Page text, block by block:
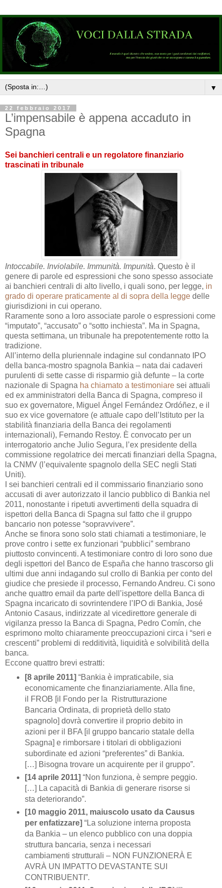
▼
22 febbraio 2017
L’impensabile è appena accaduto in
Spagna
Sei banchieri centrali e un regolatore finanziario
trascinati in tribunale
Intoccabile. Inviolabile. Immunità. Impunità. Questo è il
genere di parole ed espressioni che sono spesso associate
ai banchieri centrali di alto livello, i quali sono, per legge, in
grado di operare praticamente al di sopra della legge delle
giurisdizioni in cui operano.
Raramente sono a loro associate parole o espressioni come
“imputato”, “accusato” o “sotto inchiesta”. Ma in Spagna,
questa settimana, un tribunale ha prepotentemente rotto la
tradizione.
All’interno della pluriennale indagine sul condannato IPO
della banca-mostro spagnola Bankia – nata dai cadaveri
purulenti di sette casse di risparmio già defunte – la corte
nazionale di Spagna ha chiamato a testimoniare sei attuali
ed ex amministratori della Banca di Spagna, compreso il
suo ex governatore, Miguel Ángel Fernández Ordóñez, e il
suo ex vice governatore (e attuale capo dell’Istituto per la
stabilità finanziaria della Banca dei regolamenti
internazionali), Fernando Restoy. È convocato per un
interrogatorio anche Julio Segura, l’ex presidente della
commissione regolatrice dei mercati finanziari della Spagna,
la CNMV (l’equivalente spagnolo della SEC negli Stati
Uniti).
I sei banchieri centrali ed il commissario finanziario sono
accusati di aver autorizzato il lancio pubblico di Bankia nel
2011, nonostante i ripetuti avvertimenti della squadra di
ispettori della Banca di Spagna sul fatto che il gruppo
bancario non potesse “sopravvivere”.
Anche se finora sono solo stati chiamati a testimoniare, le
prove contro i sette ex funzionari “pubblici” sembrano
piuttosto convincenti. A testimoniare contro di loro sono due
degli ispettori del Banco de España che hanno trascorso gli
ultimi due anni indagando sul crollo di Bankia per conto del
giudice che presiede il processo, Fernando Andreu. Ci sono
anche quattro email da parte dell’ispettore della Banca di
Spagna incaricato di sovrintendere l’IPO di Bankia, José
Antonio Casaus, indirizzate al vicedirettore generale di
vigilanza presso la Banca di Spagna, Pedro Comín, che
esprimono molto chiaramente preoccupazioni circa i “seri e
crescenti” problemi di redditività, liquidità e solvibilità della
banca.
Eccone quattro brevi estratti:
[8 aprile 2011] “Bankia è impraticabile, sia
economicamente che finanziariamente. Alla fine,
il FROB [il Fondo per la Ristrutturazione
Bancaria Ordinata, di proprietà dello stato
spagnolo] dovrà convertire il proprio debito in
azioni per il BFA [il gruppo bancario statale della
Spagna] e rimborsare i titolari di obbligazioni
subordinate ed azioni “preferentes” di Bankia.
[…] Bisogna trovare un acquirente per il gruppo”.
[14 aprile 2011] “Non funziona, è sempre peggio.
[…] La capacità di Bankia di generare risorse si
sta deteriorando”.
[10 maggio 2011, maiuscolo usato da Causus
per enfatizzare] “La soluzione interna proposta
da Bankia – un elenco pubblico con una doppia
struttura bancaria, senza i necessari
cambiamenti strutturali – NON FUNZIONERÀ E
AVRÀ UN IMPATTO DEVASTANTE SUI
CONTRIBUENTI”.